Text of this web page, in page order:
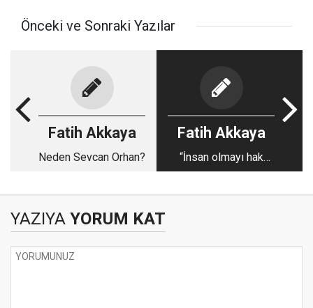
Önceki ve Sonraki Yazılar
Fatih Akkaya
Neden Sevcan Orhan?
Fatih Akkaya
“İnsan olmayı hak
etmiyorlar”
YAZIYA YORUM KAT